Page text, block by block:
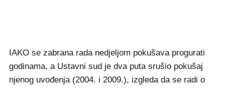
IAKO se zabrana rada nedjeljom pokušava progurati
godinama, a Ustavni sud je dva puta srušio pokušaj
njenog uvođenja (2004. i 2009.), izgleda da se radi o